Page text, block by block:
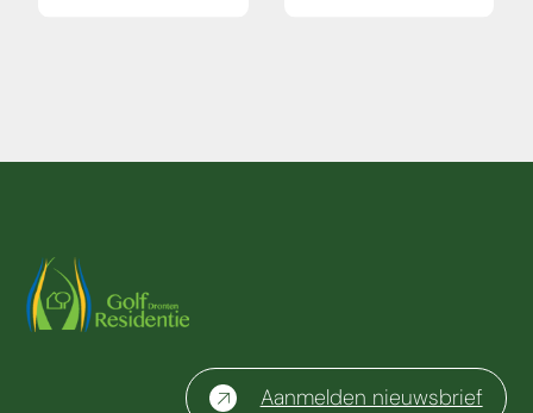
Aanmelden nieuwsbrief